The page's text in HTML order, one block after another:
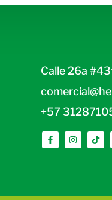
Calle 26a
+57